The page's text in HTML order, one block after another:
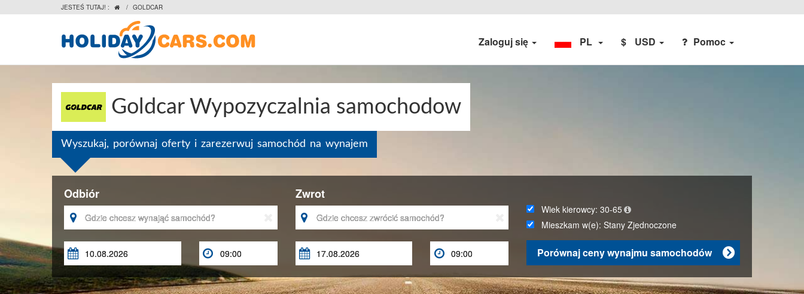
JESTEŚ TUTAJ! :  / GOLDCAR
Zaloguj się PL $ USD Pomoc
Goldcar Wypozyczalnia samochodow
Wyszukaj, porównaj oferty i zarezerwuj samochód na wynajem
Odbiór

 
Zwrot

 
Wiek kierowcy:30-65
Mieszkam w(e):Stany Zjednoczone

Porównaj ceny wynajmu samochodów